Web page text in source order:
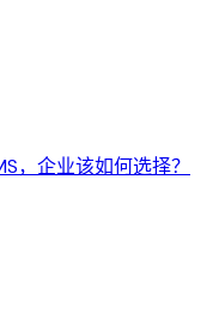
，企业该如何选择？